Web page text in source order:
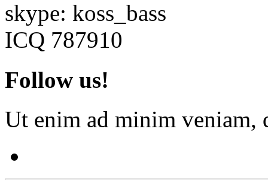
skype: koss_bass
ICQ 787910
Follow us!
Ut enim ad minim veniam,